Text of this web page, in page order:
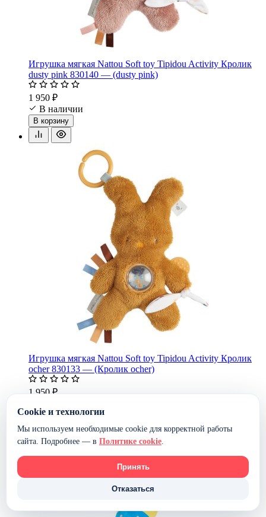
Игрушка мягкая Nattou Soft toy Tipidou Activity Кролик
dusty pink 830140 — (dusty pink)
1 950 ₽
В наличии
В корзину
Игрушка мягкая Nattou Soft toy Tipidou Activity Кролик
ocher 830133 — (Кролик ocher)
1 950 ₽
В корзину
-9%
Cookie и технологии
Мы используем необходимые cookie для корректной работы
сайта. Подробнее — в Политике cookie.
Принять
Отказаться